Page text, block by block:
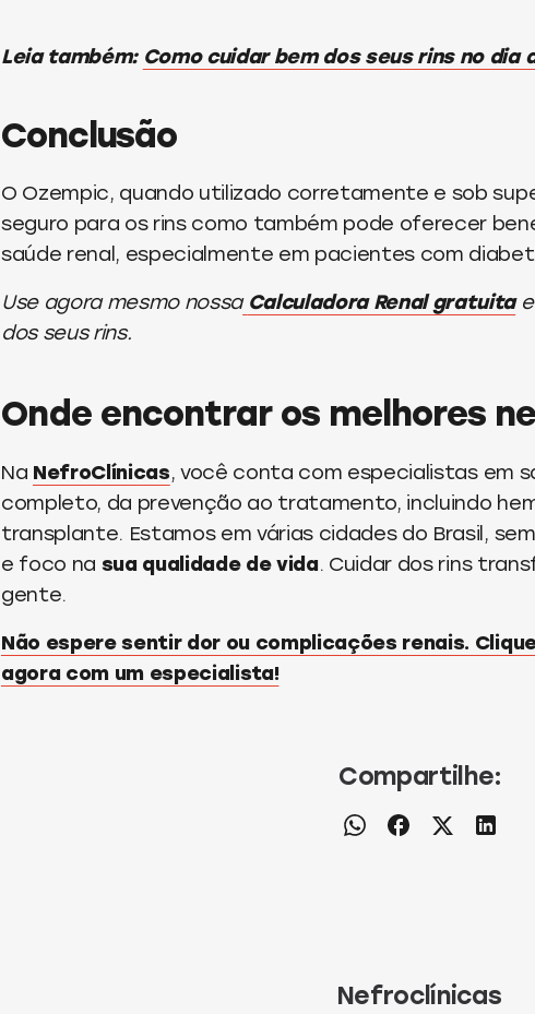
Leia também: Como cuidar bem dos seus rins no dia
Conclusão
O Ozempic, quando utilizado corretamente e sob
seguro para os rins como também pode oferecer
saúde renal, especialmente em pacientes com
Use agora mesmo nossa Calculadora Renal gratuitae
dos seus rins.
Onde encontrar os melhores
Na NefroClínicas, você conta com especialistas em
completo, da prevenção ao tratamento, incluindo
transplante. Estamos em várias cidades do Brasil,
e foco na sua qualidade de vida. Cuidar dos rins
gente.
Não espere sentir dor ou complicações renais.
agora com um especialista!
Compartilhe:
Nefroclínicas